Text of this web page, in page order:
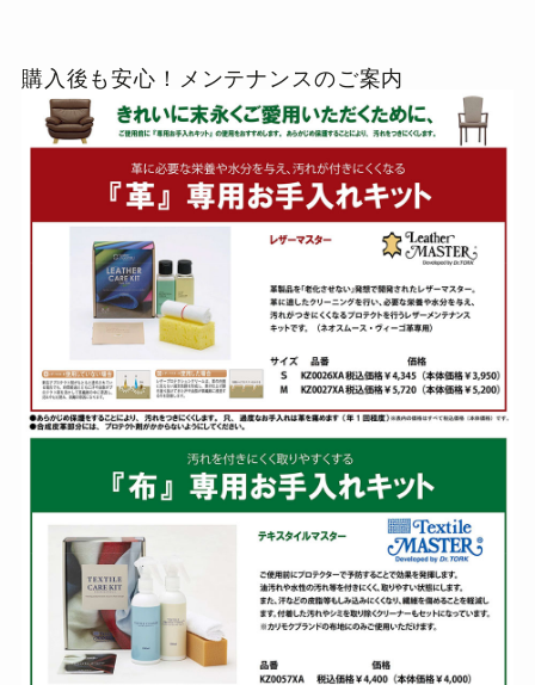
購入後も安心！メンテナンスのご案内